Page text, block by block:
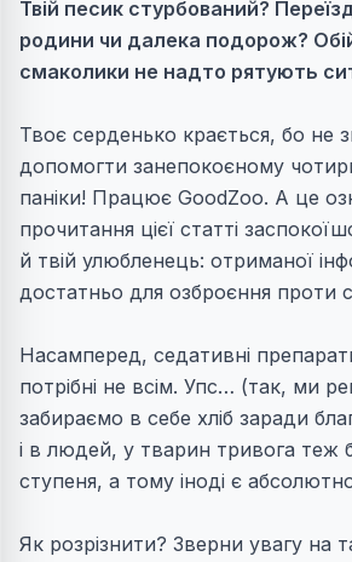
Твій песик стурбований?
родини чи далека подорож?
смаколики не надто рятують
Твоє серденько крається, бо не
допомогти занепокоєному
паніки! Працює GoodZoo. А це
прочитання цієї статті
й твій улюбленець: отриманої
достатньо для озброєння проти
Насамперед, седативні
потрібні не всім. Упс… (так, ми
забираємо в себе хліб заради
і в людей, у тварин тривога теж
ступеня, а тому іноді є
Як розрізнити? Зверни увагу на